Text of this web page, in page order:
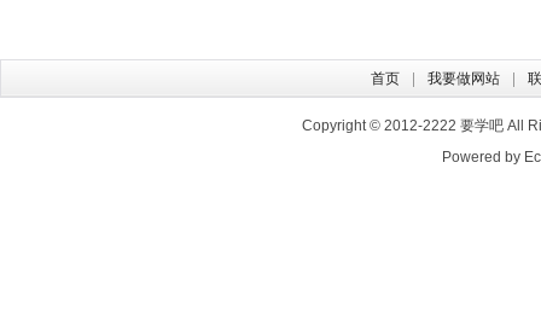
首页 我要做网站
Copyright © 2012-2222 要学吧 All
Powered by